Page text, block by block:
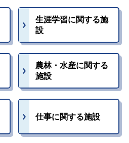
生涯学習に関する施
設
農林・水産に関する
施設
仕事に関する施設